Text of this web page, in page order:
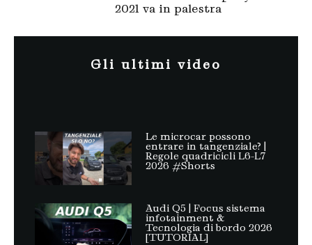
2021 va in palestra
Gli ultimi video
Le microcar possono
entrare in tangenziale? |
Regole quadricicli L6-L7
2026 #Shorts
Audi Q5 | Focus sistema
infotainment &
Tecnologia di bordo 2026
[TUTORIAL]